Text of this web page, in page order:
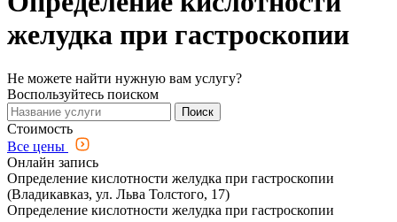
желудка при гастроскопии
Не можете найти нужную вам услугу?
Воспользуйтесь поиском
Поиск
Стоимость
Все цены
Онлайн запись
Определение кислотности желудка при гастроскопии
(Владикавказ, ул. Льва Толстого, 17)
Определение кислотности желудка при гастроскопии